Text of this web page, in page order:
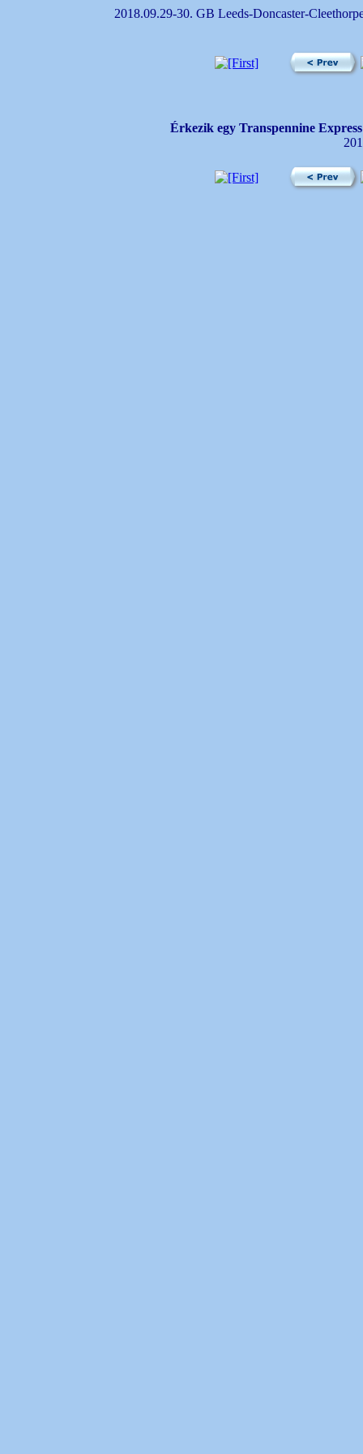
2018.09.29-30. GB Leeds-Doncaster-
Érkezik egy Transpennine